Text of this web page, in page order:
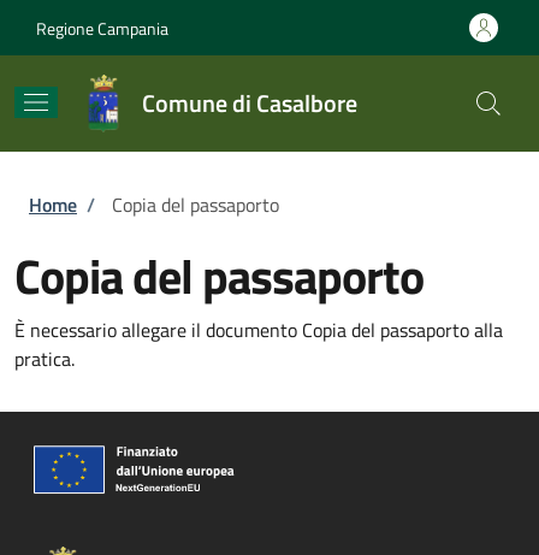
Regione Campania
Comune di Casalbore
Briciole di pane
Home / Copia del passaporto
Copia del passaporto
È necessario allegare il documento Copia del passaporto alla
pratica.